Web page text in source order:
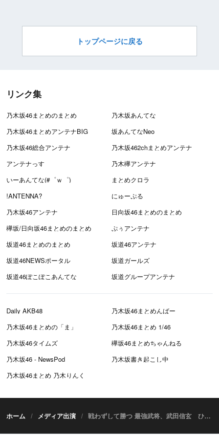
トップページに戻る
リンク集
乃木坂46まとめのまとめ
乃木坂あんてな
乃木坂46まとめアンテナBIG
坂あんてなNeo
乃木坂46総合アンテナ
乃木坂462chまとめアンテナ
アンテナっす
乃木欅アンテナ
いーあんてな(#゜ｗ゜)
まとめクロラ
!ANTENNA?
にゅーぷる
乃木坂46アンテナ
日向坂46まとめのまとめ
欅坂/日向坂46まとめのまとめ
ぷぅアンテナ
坂道46まとめのまとめ
坂道46アンテナ
坂道46NEWSポータル
坂道ガールズ
坂道46ぽこぽこあんてな
坂道グループアンテナ
Daily AKB48
乃木坂46まとめんばー
乃木坂46まとめの「ま」
乃木坂46まとめ 1/46
乃木坂46タイムズ
欅坂46まとめちゃんねる
乃木坂46 - NewsPod
乃木坂書き起こし中
乃木坂46まとめ 乃木りんく
ホーム メディア出演 戦わずして勝つ 最強武将、武田信玄 ひかりTVチャンネル＋「乃木坂46山崎怜奈 歴史のじかん」#16 [8/22 21:00～]